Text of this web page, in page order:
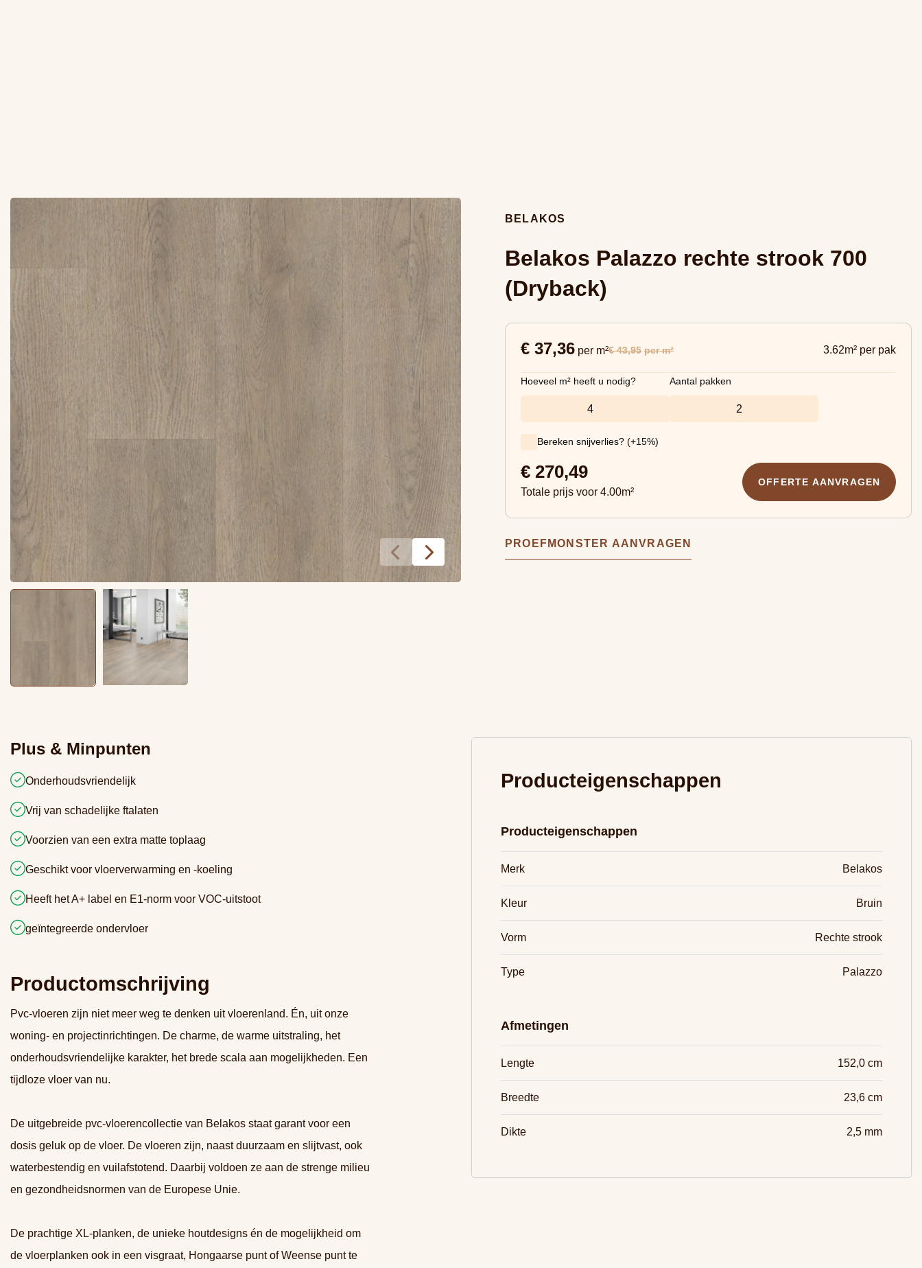
BELAKOS
Belakos Palazzo rechte strook 700
(Dryback)
€ 37,36 per m²€ 43,95 per m² 3.62m² per pak
Hoeveel m² heeft u nodig? Aantal pakken
Bereken snijverlies? (+15%)
€ 270,49
Totale prijs voor 4.00m²
OFFERTE AANVRAGEN
PROEFMONSTER AANVRAGEN
Plus & Minpunten
Onderhoudsvriendelijk
Vrij van schadelijke ftalaten
Voorzien van een extra matte toplaag
Geschikt voor vloerverwarming en -koeling
Heeft het A+ label en E1-norm voor VOC-uitstoot
geïntegreerde ondervloer
Productomschrijving
Pvc-vloeren zijn niet meer weg te denken uit vloerenland. Én, uit onze
woning- en projectinrichtingen. De charme, de warme uitstraling, het
onderhoudsvriendelijke karakter, het brede scala aan mogelijkheden. Een
tijdloze vloer van nu.
De uitgebreide pvc-vloerencollectie van Belakos staat garant voor een
dosis geluk op de vloer. De vloeren zijn, naast duurzaam en slijtvast, ook
waterbestendig en vuilafstotend. Daarbij voldoen ze aan de strenge milieu
en gezondheidsnormen van de Europese Unie.
De prachtige XL-planken, de unieke houtdesigns én de mogelijkheid om
de vloerplanken ook in een visgraat, Hongaarse punt of Weense punt te
Producteigenschappen
Producteigenschappen
Merk Belakos
Kleur Bruin
Vorm Rechte strook
Type Palazzo
Afmetingen
Lengte 152,0 cm
Breedte 23,6 cm
Dikte 2,5 mm